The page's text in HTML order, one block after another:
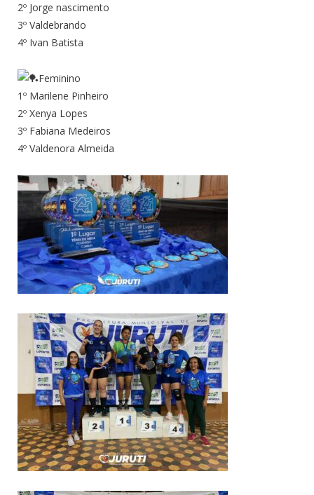
2º Jorge nascimento
3º Valdebrando
4º Ivan Batista
Feminino
1º Marilene Pinheiro
2º Xenya Lopes
3º Fabiana Medeiros
4º Valdenora Almeida